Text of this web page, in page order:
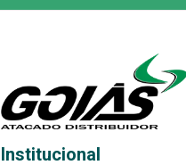
Institucional